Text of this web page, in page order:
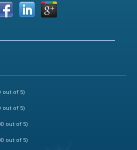
out of 5)
out of 5)
out of 5)
out of 5)